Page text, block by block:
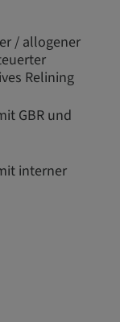
/ allogener
Relining
GBR und
interner